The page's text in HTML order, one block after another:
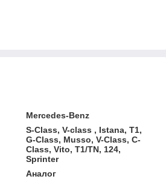
Mercedes-Benz
S-Class, V-class , Istana, T1,
G-Class, Musso, V-Class, C-
Class, Vito, T1/TN, 124,
Sprinter
Аналог